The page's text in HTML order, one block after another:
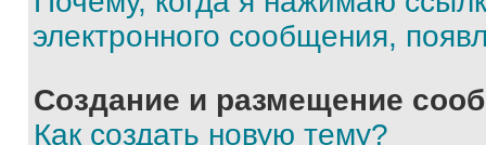
электронного сообщения,
Создание и размещение
Как создать новую тему?